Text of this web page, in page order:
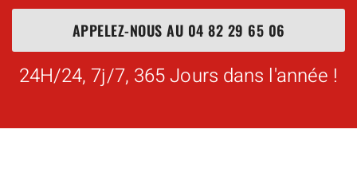
APPELEZ-NOUS AU 04 82 29 65 06
24H/24, 7j/7, 365 Jours dans l'année !